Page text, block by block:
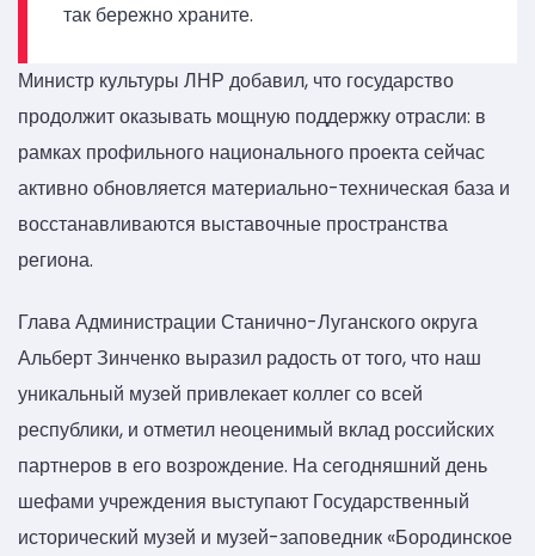
так бережно храните.
Министр культуры ЛНР добавил, что государство
продолжит оказывать мощную поддержку отрасли: в
рамках профильного национального проекта сейчас
активно обновляется материально-техническая база и
восстанавливаются выставочные пространства
региона.
Глава Администрации Станично-Луганского округа
Альберт Зинченко выразил радость от того, что наш
уникальный музей привлекает коллег со всей
республики, и отметил неоценимый вклад российских
партнеров в его возрождение. На сегодняшний день
шефами учреждения выступают Государственный
исторический музей и музей-заповедник «Бородинское